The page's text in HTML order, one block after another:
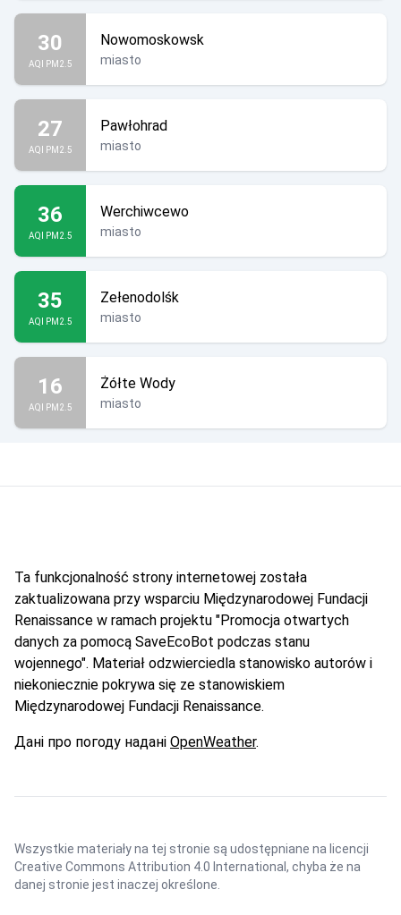
30
AQI PM2.5
Nowomoskowsk
miasto
27
AQI PM2.5
Pawłohrad
miasto
36
AQI PM2.5
Werchiwcewo
miasto
35
AQI PM2.5
Zełenodolśk
miasto
16
AQI PM2.5
Żółte Wody
miasto
Ta funkcjonalność strony internetowej została
zaktualizowana przy wsparciu Międzynarodowej Fundacji
Renaissance w ramach projektu "Promocja otwartych
danych za pomocą SaveEcoBot podczas stanu
wojennego". Materiał odzwierciedla stanowisko autorów i
niekoniecznie pokrywa się ze stanowiskiem
Międzynarodowej Fundacji Renaissance.
Дані про погоду надані OpenWeather.
Wszystkie materiały na tej stronie są udostępniane na licencji
Creative Commons Attribution 4.0 International , chyba że na
danej stronie jest inaczej określone.